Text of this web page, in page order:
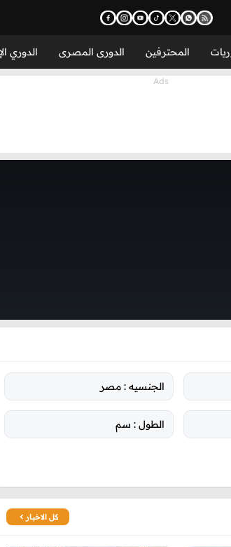
المحترفين الدورى المصرى الدوري
الجنسيه :مصر
الطول : سم
كل الاخبار